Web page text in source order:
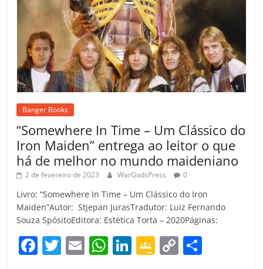
Banger Books
“Somewhere In Time – Um Clássico do
Iron Maiden” entrega ao leitor o que
há de melhor no mundo maideniano
2 de fevereiro de 2023 WarGodsPress 0
Livro: “Somewhere In Time – Um Clássico do Iron
Maiden”Autor: Stjepan JurasTradutor: Luiz Fernando
Souza SpósitoEditora: Estética Torta – 2020Páginas:
F T E W Li G C